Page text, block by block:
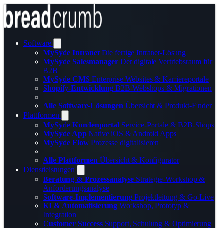
Software
MySyde Intranet Die fertige Intranet-Lösung
MySyde Salesmanager Der digitale Vertriebsraum für
B2B
MySyde CMS Enterprise Websites & Karriereportale
Shopify-Entwicklung B2B-Webshops & Migrationen
Alle Software-Lösungen Übersicht & Produkt-Finder
Plattformen
MySyde Kundenportal Service-Portale & B2B-Shops
MySyde App Native iOS & Android Apps
MySyde Flow Prozesse digitalisieren
Alle Plattformen Übersicht & Konfigurator
Dienstleistungen
Beratung & Prozessanalyse Strategie-Workshop &
Anforderungsanalyse
Software-Implementierung Projektleitung & Go-Live
KI & Automatisierung Workshop, Prototyp &
Integration
Customer Success Support, Schulung & Optimierung